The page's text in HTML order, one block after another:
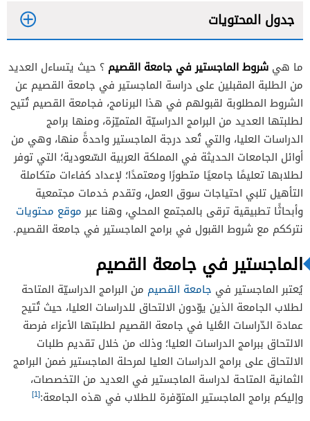
جدول المحتويات
ما هي شروط الماجستير في جامعة القصيم ؟ حيث يتساءل العديد
من الطلبة المقبلين على دراسة الماجستير في جامعة القصيم عن
الشروط المطلوبة لقبولهم في هذا البرنامج، فجامعة القصيم تُتيح
لطلبتها العديد من البرامج الدراسيّة المتميّزة، ومنها برامج
الدراسات العليا، والتي تُعد درجة الماجستير واحدةً منها، وهي من
أوائل الجامعات الحديثة في المملكة العربية السّعودية؛ التي توفر
لطلابها تعليمًا جامعيًا متطورًا ومعتمدًا؛ لإعداد كفاءات متكاملة
التأهيل تلبي احتياجات سوق العمل، وتقدم خدمات مجتمعية
وأبحاثًا تطبيقية ترقى بالمجتمع المحلي، وهنا عبرموقع محتويات
نترككم مع شروط القبول في برامج الماجستير في جامعة القصيم.
الماجستير في جامعة القصيم
يُعتبر الماجستير في جامعة القصيم من البرامج الدراسيّة المتاحة
لطلاب الجامعة الذين يوّدون الالتحاق للدراسات العليا، حيث تُتيح
عمادة الدّراسات العُليا في جامعة القصيم لطلبتها الأعزاء فرصة
الالتحاق ببرامج الدراسات العليا؛ وذلك من خلال تقديم طلبات
الالتحاق على برامج الدراسات العليا لمرحلة الماجستير ضمن البرامج
الثمانية المتاحة لدراسة الماجستير في العديد من التخصصات،
وإليكم برامج الماجستير المتوّفرة للطلاب في هذه الجامعة:[1]